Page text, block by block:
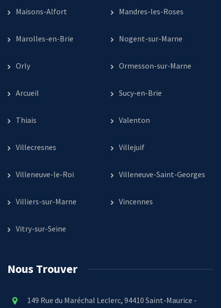
Maisons-Alfort Mandres-les-Roses
Marolles-en-Brie Nogent-sur-Marne
Orly Ormesson-sur-Marne
Arcueil Sucy-en-Brie
Thiais Valenton
Villecresnes Villejuif
Villeneuve-le-Roi Villeneuve-Saint-Georges
Villiers-sur-Marne Vincennes
Vitry-sur-Seine
Nous Trouver
149 Rue du Maréchal Leclerc, 94410 Saint-Maurice -